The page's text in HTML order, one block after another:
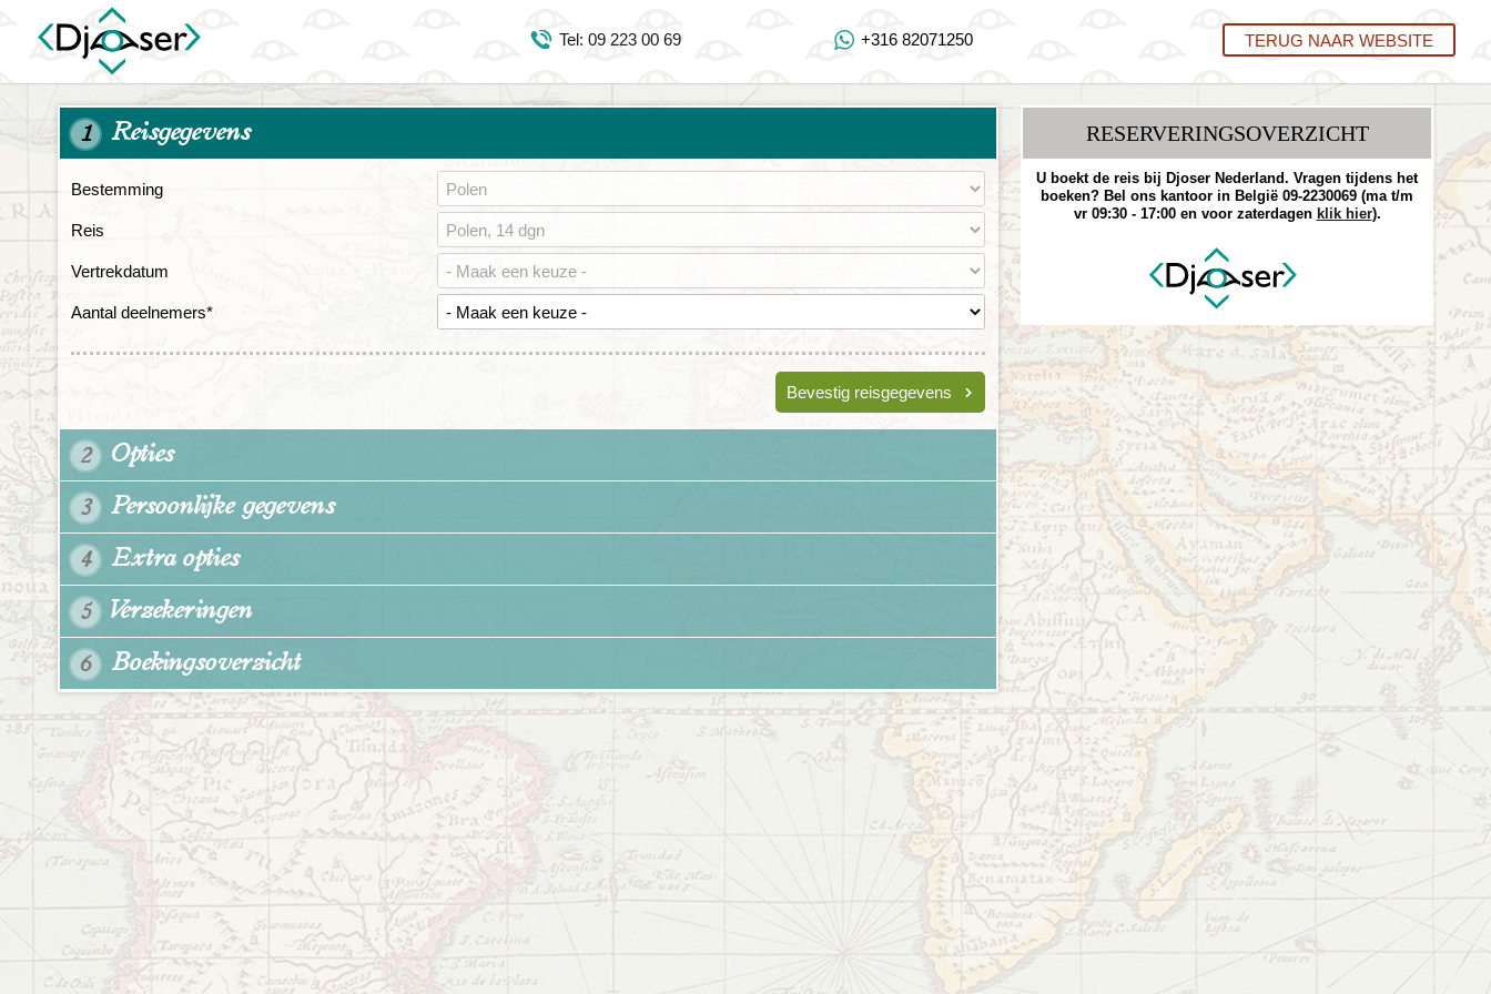
Tel: 09 223 00 69
https://www.youtube.com/user/DjoserWebsite
https://www.instagram.com/djoser_reizen/
Tel: 09 223 00 69 +316 82071250 TERUG NAAR WEBSITE
1 Reisgegevens
Bestemming
Reis
Vertrekdatum
Aantal deelnemers*
Bevestig reisgegevens
2 Opties
3 Persoonlijke gegevens
4 Extra opties
5 Verzekeringen
6 Boekingsoverzicht
RESERVERINGS­OVERZICHT
U boekt de reis bij Djoser Nederland. Vragen tijdens het
boeken? Bel ons kantoor in België 09-2230069 (ma t/m
vr 09:30 - 17:00 en voor zaterdagen klik hier).